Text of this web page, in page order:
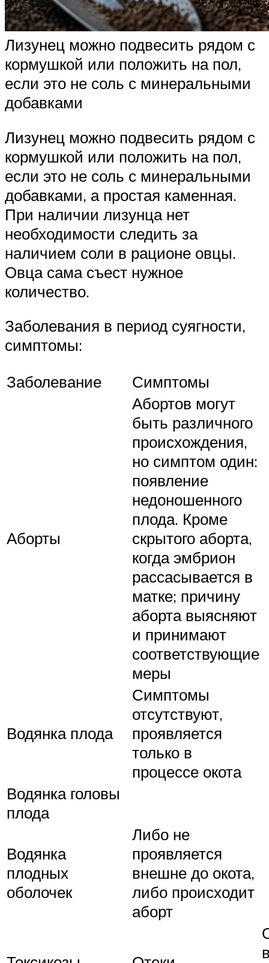
Лизунец можно подвесить рядом с
кормушкой или положить на пол,
если это не соль с минеральными
добавками
Лизунец можно подвесить рядом с
кормушкой или положить на пол,
если это не соль с минеральными
добавками, а простая каменная.
При наличии лизунца нет
необходимости следить за
наличием соли в рационе овцы.
Овца сама съест нужное
количество.
Заболевания в период суягности,
симптомы:
Заболевание
Симптомы
Аборты
Абортов могут
быть различного
происхождения,
но симптом один:
появление
недоношенного
плода. Кроме
скрытого аборта,
когда эмбрион
рассасывается в
матке; причину
аборта выясняют
и принимают
соответствующие
меры
Водянка плода
Симптомы
отсутствуют,
проявляется
только в
процессе окота
Водянка головы
плода
Водянка
плодных
оболочек
Либо не
проявляется
внешне до окота,
либо происходит
аборт